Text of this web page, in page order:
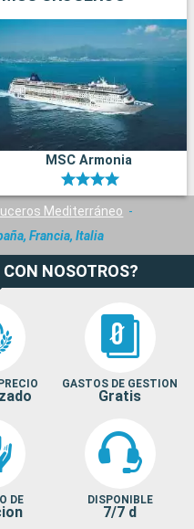
MSC Armonia
Mediterráneo
Francia, Italia
CON NOSOTROS?
GASTOS DE GESTION
Gratis
DE DISPONIBLE
7/7 d